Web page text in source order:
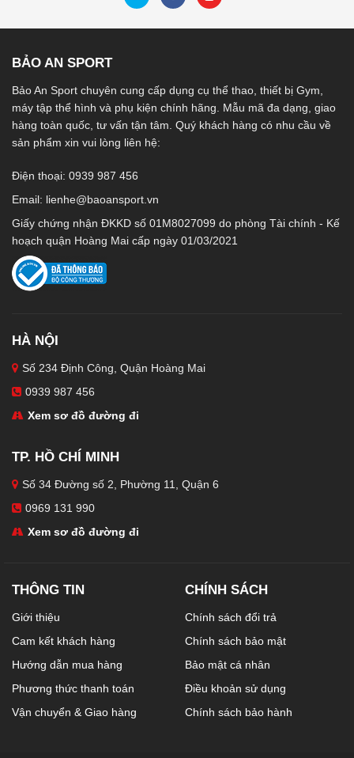
BẢO AN SPORT
Bảo An Sport chuyên cung cấp dụng cụ thể thao, thiết bị Gym,
máy tập thể hình và phụ kiện chính hãng. Mẫu mã đa dạng, giao
hàng toàn quốc, tư vấn tận tâm. Quý khách hàng có nhu cầu về
sản phẩm xin vui lòng liên hệ:
Điện thoại: 0939 987 456
Email: lienhe@baoansport.vn
Giấy chứng nhận ĐKKD số 01M8027099 do phòng Tài chính - Kế
hoạch quận Hoàng Mai cấp ngày 01/03/2021
HÀ NỘI
Số 234 Định Công, Quận Hoàng Mai
0939 987 456
Xem sơ đồ đường đi
TP. HỒ CHÍ MINH
Số 34 Đường số 2, Phường 11, Quận 6
0969 131 990
Xem sơ đồ đường đi
THÔNG TIN
Giới thiệu
Cam kết khách hàng
Hướng dẫn mua hàng
Phương thức thanh toán
Vận chuyển & Giao hàng
CHÍNH SÁCH
Chính sách đổi trả
Chính sách bảo mật
Bảo mật cá nhân
Điều khoản sử dụng
Chính sách bảo hành